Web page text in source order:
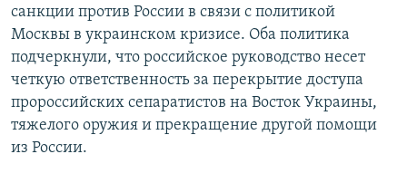
санкции против России в связи с политикой
Москвы в украинском кризисе. Оба политика
подчеркнули, что российское руководство несет
четкую ответственность за перекрытие доступа
пророссийских сепаратистов на Восток Украины,
тяжелого оружия и прекращение другой помощи
из России.